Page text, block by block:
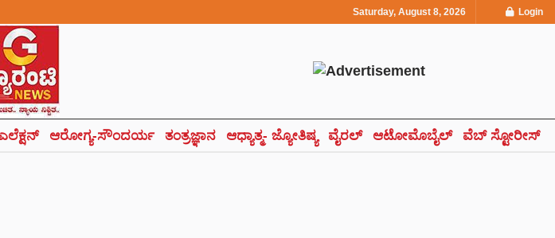
Saturday, August 8, 2026 Login
ಆರೋಗ್ಯ-ಸೌಂದರ್ಯ ತಂತ್ರಜ್ಞಾನ ಆಧ್ಯಾತ್ಮ- ಜ್ಯೋತಿಷ್ಯ ವೈರಲ್ ಆಟೋಮೊಬೈಲ್ ವೆಬ್ ಸ್ಟೋರೀಸ್